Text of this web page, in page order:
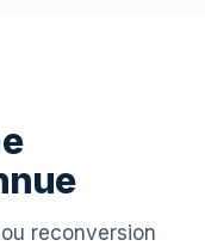
reconversion